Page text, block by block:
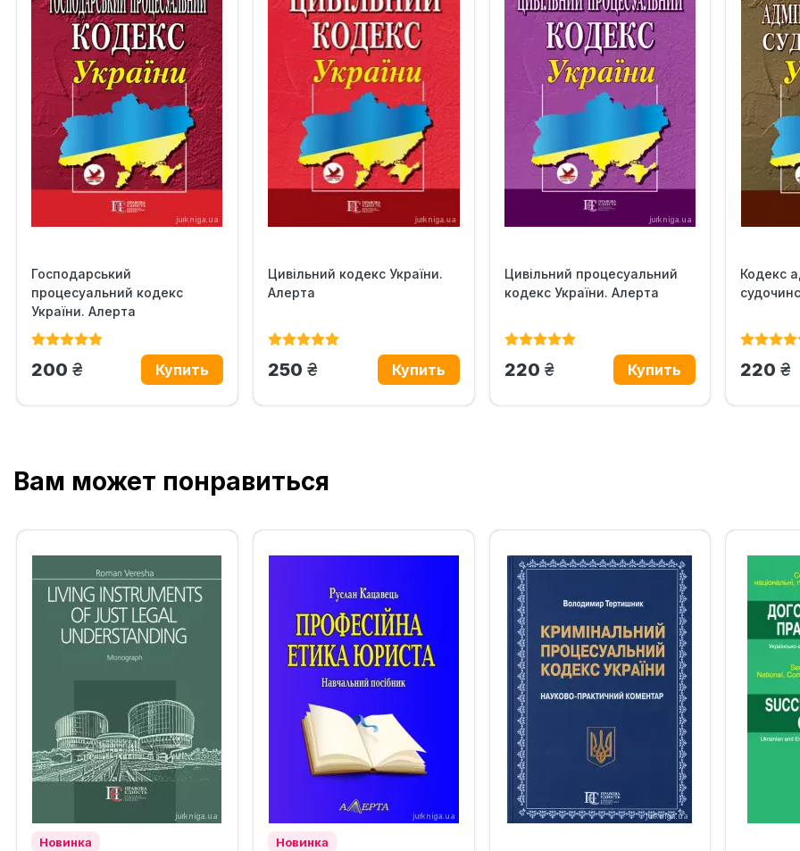
Господарський
процесуальний кодекс
України. Алерта
200 грн.
Цивільний кодекс України.
Алерта
250 грн.
Цивільний процесуальний
кодекс України. Алерта
220 грн.
Кодекс
220
Вам может понравиться
Новинка Новинка